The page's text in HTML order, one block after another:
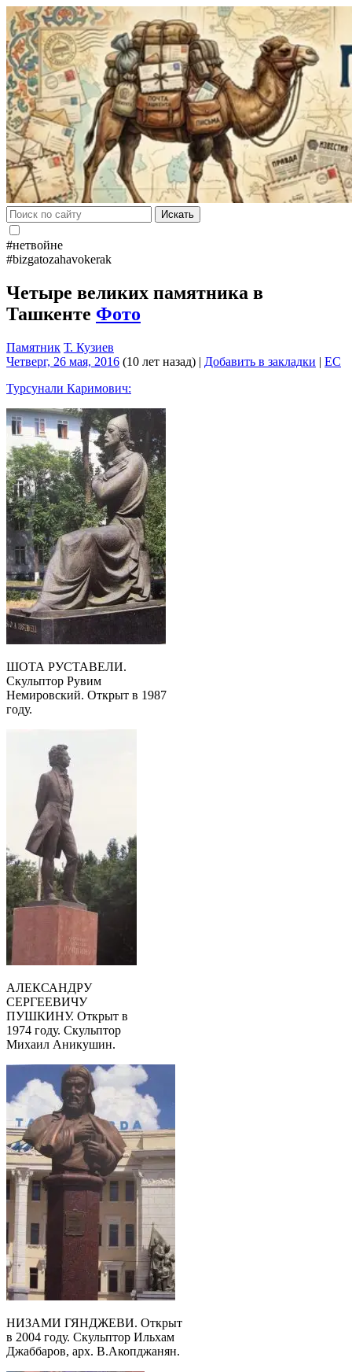
Искать
#нетвойне
#bizgatozahavokerak
Четыре великих памятника в
Ташкенте Фото
Памятник Т. Кузиев
Четверг, 26 мая, 2016 (10 лет назад) | Добавить в закладки | EC
Турсунали Каримович:
ШОТА РУСТАВЕЛИ.
Скульптор Рувим
Немировский. Открыт в 1987
году.
АЛЕКСАНДРУ
СЕРГЕЕВИЧУ
ПУШКИНУ. Открыт в
1974 году. Скульптор
Михаил Аникушин.
НИЗАМИ ГЯНДЖЕВИ. Открыт
в 2004 году. Скульптор Ильхам
Джаббаров, арх. В.Акопджанян.